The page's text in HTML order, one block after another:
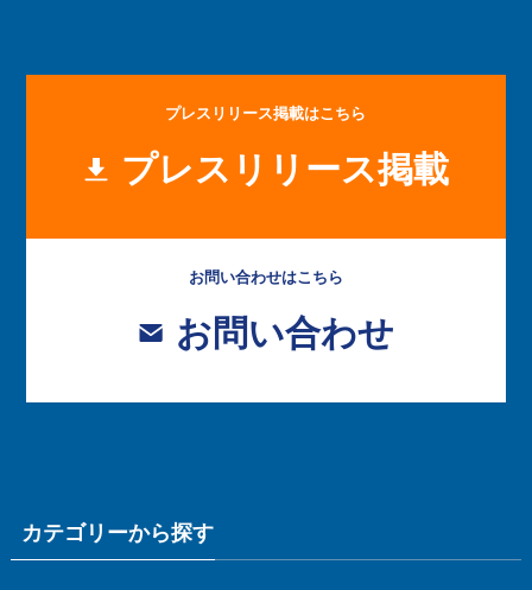
プレスリリース掲載はこちら
プレスリリース掲載
お問い合わせはこちら
お問い合わせ
カテゴリーから探す